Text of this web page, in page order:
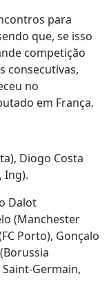
para
que, se isso
competição
consecutivas,
no
em França.
Diogo Costa
Ing).
Dalot
(Manchester
Porto), Gonçalo
Germain,